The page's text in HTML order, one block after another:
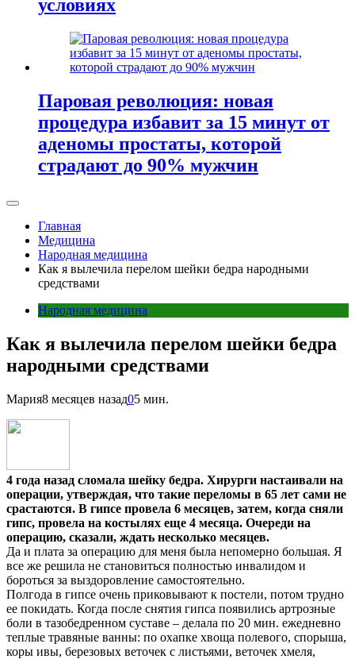
условиях
Паровая революция: новая
процедура избавит за 15 минут от
аденомы простаты, которой
страдают до 90% мужчин
Главная
Медицина
Народная медицина
Как я вылечила перелом шейки бедра народными
средствами
Народная медицина
Как я вылечила перелом шейки бедра
народными средствами
Мария8 месяцев назад05 мин.
4 года назад сломала шейку бедра. Хирурги настаивали на
операции, утверждая, что такие переломы в 65 лет сами не
срастаются. В гипсе провела 6 месяцев, затем, когда сняли
гипс, провела на костылях еще 4 месяца. Очереди на
операцию, сказали, ждать несколько месяцев.
Да и плата за операцию для меня была непомерно большая. Я
все же решила не становиться полностью инвалидом и
бороться за выздоровление самостоятельно.
Полгода в гипсе очень приковывают к постели, потом трудно
ее покидать. Когда после снятия гипса появились артрозные
боли в тазобедренном суставе – делала по 20 мин. ежедневно
теплые травяные ванны: по охапке хвоща полевого, спорыша,
коры ивы, березовых веточек с листьями, веточек хмеля,